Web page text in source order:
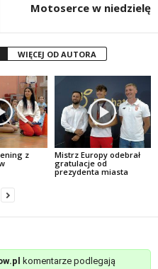
Motoserce w niedzielę
WIĘCEJ OD AUTORA
z
Mistrz Europy odebrał
gratulacje od
prezydenta miasta
komentarze podlegają